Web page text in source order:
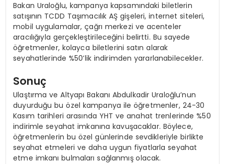
Bakan Uraloğlu, kampanya kapsamındaki biletlerin
satışının TCDD Taşımacılık AŞ gişeleri, internet siteleri,
mobil uygulamalar, çağrı merkezi ve acenteler
aracılığıyla gerçekleştirileceğini belirtti. Bu sayede
öğretmenler, kolayca biletlerini satın alarak
seyahatlerinde %50’lik indirimden yararlanabilecekler.
Sonuç
Ulaştırma ve Altyapı Bakanı Abdulkadir Uraloğlu’nun
duyurduğu bu özel kampanya ile öğretmenler, 24-30
Kasım tarihleri arasında YHT ve anahat trenlerinde %50
indirimle seyahat imkanına kavuşacaklar. Böylece,
öğretmenlerin bu özel günlerinde sevdikleriyle birlikte
seyahat etmeleri ve daha uygun fiyatlarla seyahat
etme imkanı bulmaları sağlanmış olacak.